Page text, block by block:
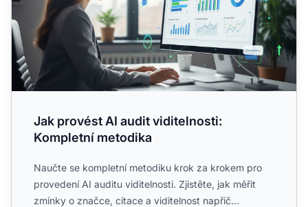
Jak provést AI audit viditelnosti:
Kompletní metodika
Naučte se kompletní metodiku krok za krokem pro
provedení AI auditu viditelnosti. Zjistěte, jak měřit
zmínky o značce, citace a viditelnost napříč